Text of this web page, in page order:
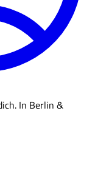
In Berlin &